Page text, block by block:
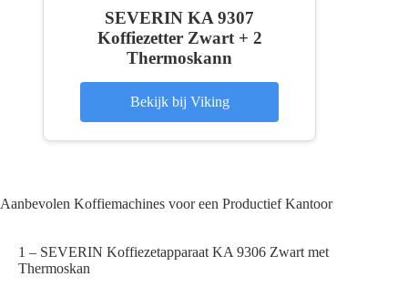
SEVERIN KA 9307
Koffiezetter Zwart + 2
Thermoskann
Bekijk bij Viking
Aanbevolen Koffiemachines voor een Productief Kantoor
1 – SEVERIN Koffiezetapparaat KA 9306 Zwart met
Thermoskan